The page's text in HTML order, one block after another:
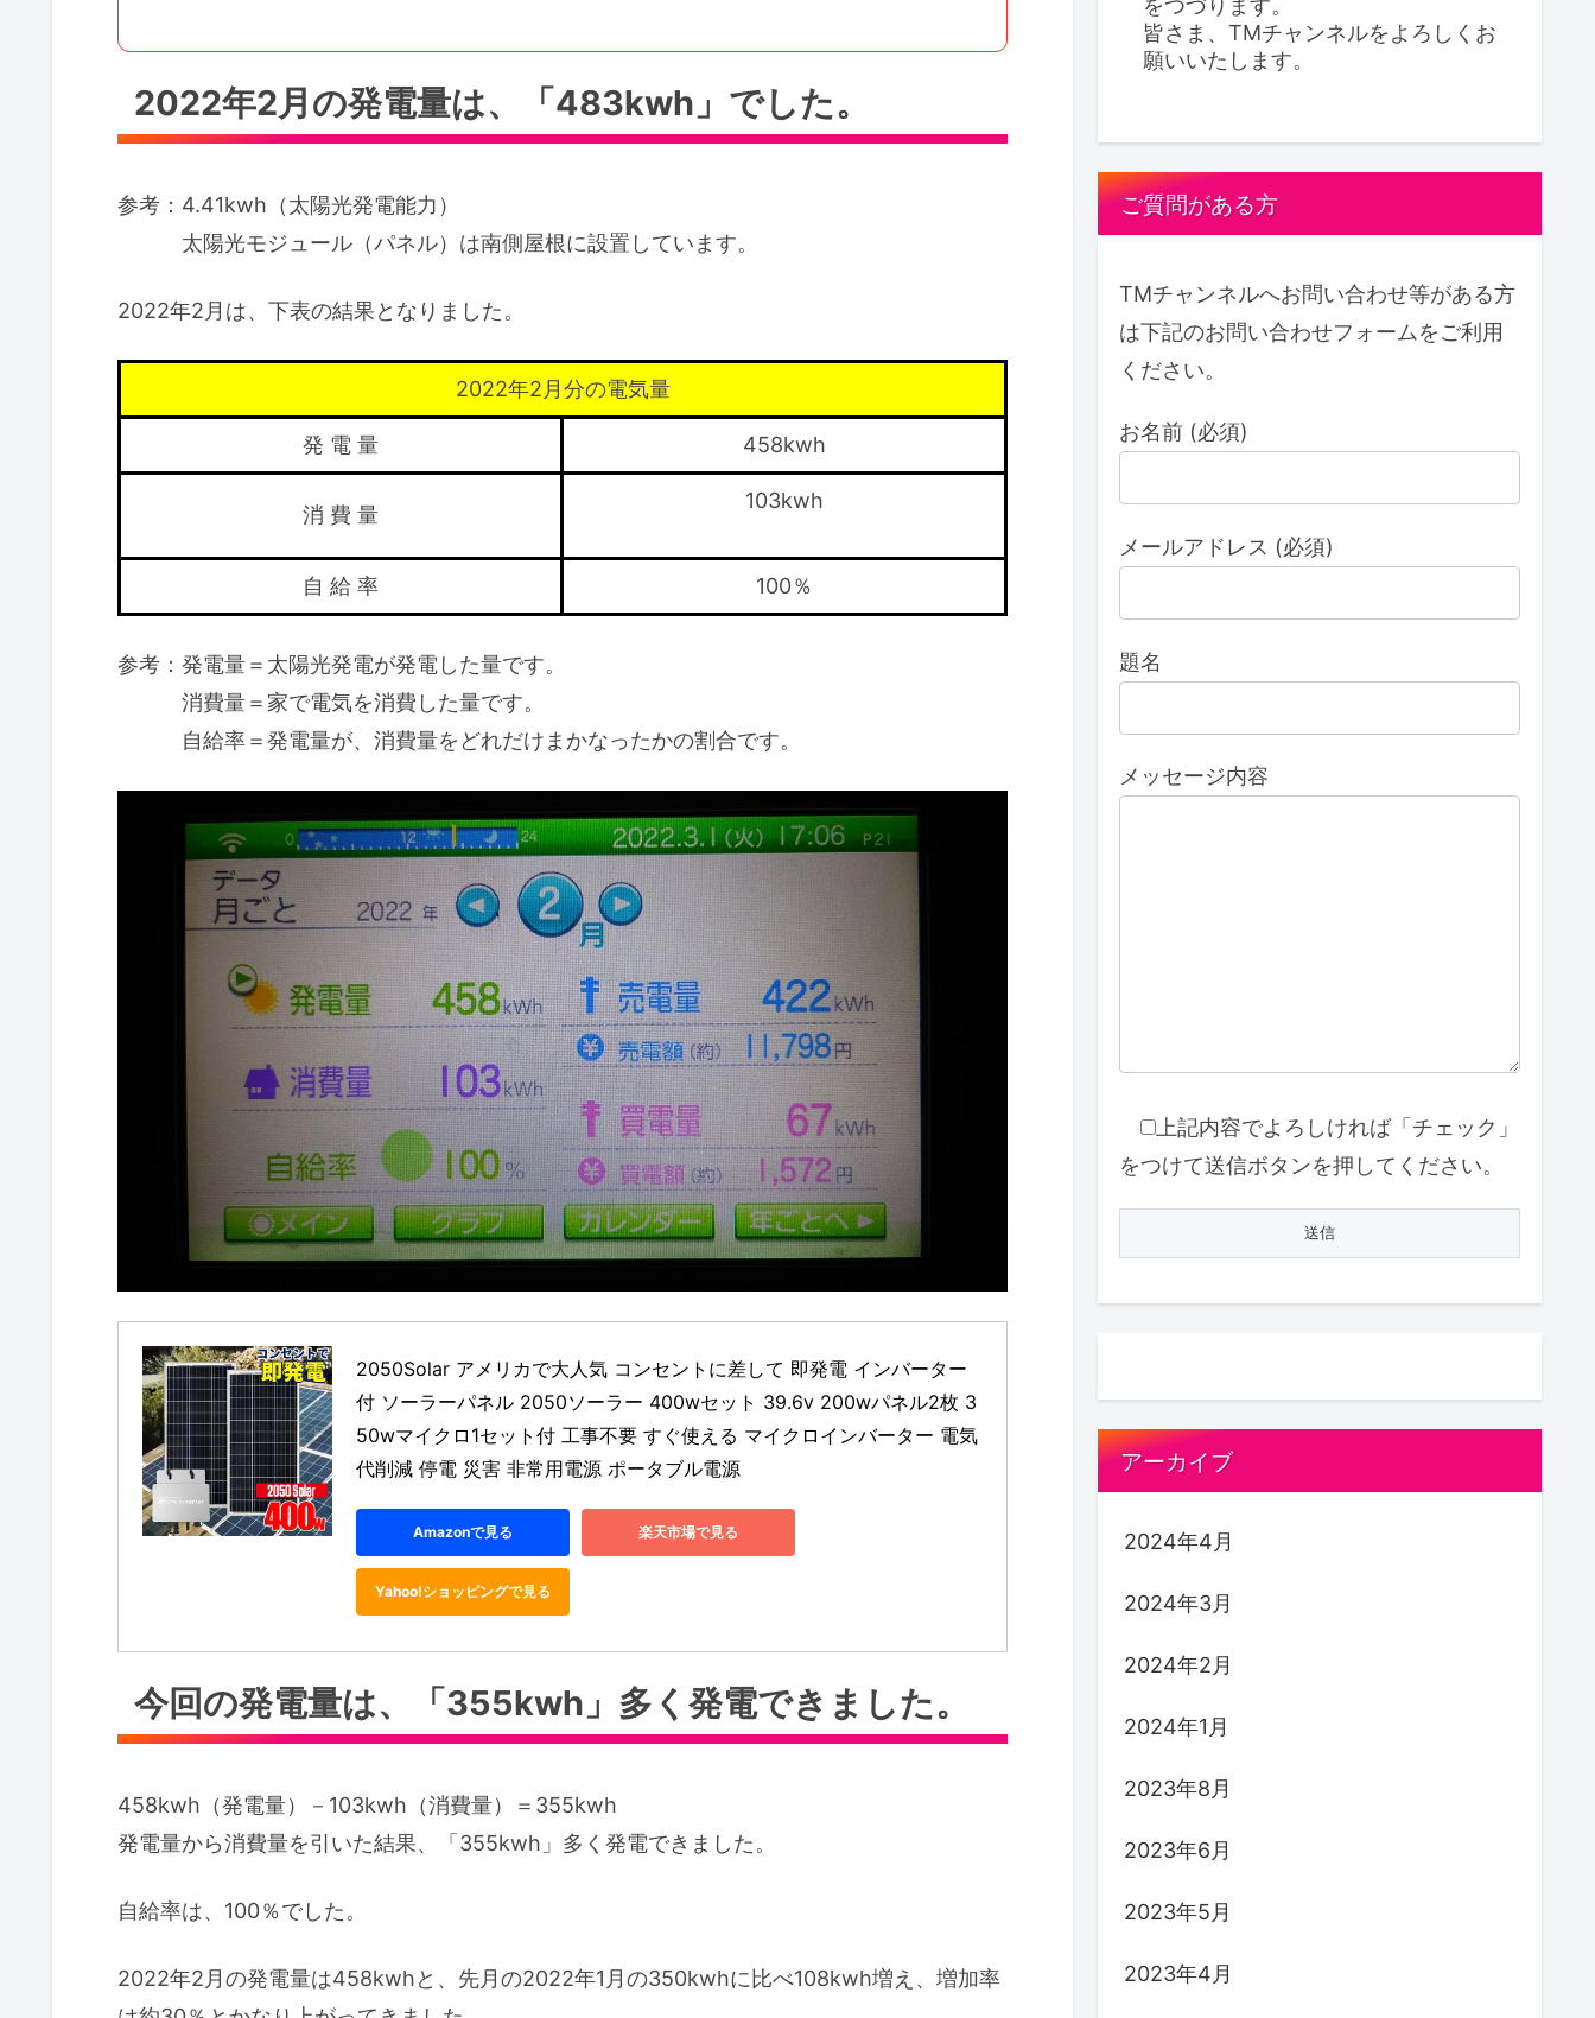
2022年2月の発電量は、「483kwh」でした。
参考：4.41kwh（太陽光発電能力）
太陽光モジュール（パネル）は南側屋根に設置しています。
2022年2月は、下表の結果となりました。
2022年2月分の電気量
発 電 量 458kwh
消 費 量
103kwh
自 給 率 100％
参考：発電量＝太陽光発電が発電した量です。
消費量＝家で電気を消費した量です。
自給率＝発電量が、消費量をどれだけまかなったかの割合です。
2050Solar アメリカで大人気 コンセントに差して 即発電 インバーター
付 ソーラーパネル 2050ソーラー 400wセット 39.6v 200wパネル2枚 3
50wマイクロ1セット付 工事不要 すぐ使える マイクロインバーター 電気
代削減 停電 災害 非常用電源 ポータブル電源
Amazonで見る 楽天市場で見る
Yahoo!ショッピングで見る
今回の発電量は、「355kwh」多く発電できました。
458kwh（発電量）－103kwh（消費量）＝355kwh
発電量から消費量を引いた結果、「355kwh」多く発電できました。
自給率は、100％でした。
2022年2月の発電量は458kwhと、先月の2022年1月の350kwhに比べ108kwh増え、増加率
をつづります。
皆さま、TMチャンネルをよろしくお
願いいたします。
ご質問がある方
TMチャンネルへお問い合わせ等がある方
は下記のお問い合わせフォームをご利用
ください。
お名前 (必須)
メールアドレス (必須)
題名
メッセージ内容
上記内容でよろしければ「チェック」
をつけて送信ボタンを押してください。
アーカイブ
2024年4月
2024年3月
2024年2月
2024年1月
2023年8月
2023年6月
2023年5月
2023年4月